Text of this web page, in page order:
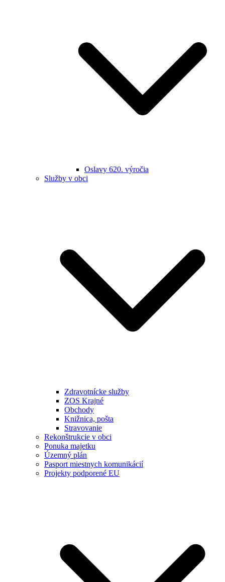
Oslavy 620. výročia
Služby v obci
Zdravotnícke služby
ZOS Krajné
Obchody
Knižnica, pošta
Stravovanie
Rekonštrukcie v obci
Ponuka majetku
Územný plán
Pasport miestnych komunikácií
Projekty podporené EU